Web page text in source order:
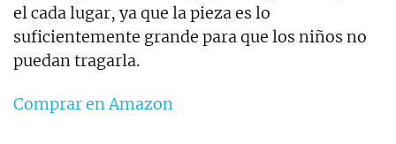
el cada lugar, ya que la pieza es lo
suficientemente grande para que los niños no
puedan tragarla.
Comprar en Amazon